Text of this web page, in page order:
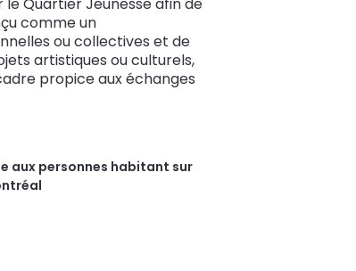
le Quartier Jeunesse afin de
comme un
ou collectives et de
artistiques ou culturels,
propice aux échanges
aux personnes habitant sur